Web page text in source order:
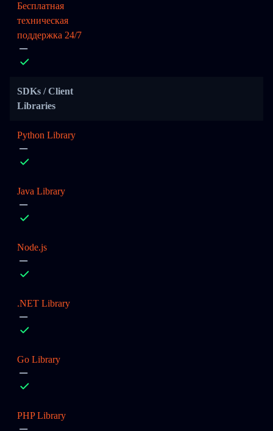
Бесплатная
техническая
поддержка 24/7
SDKs / Client
Libraries
Python Library
Java Library
Node.js
.NET Library
Go Library
PHP Library